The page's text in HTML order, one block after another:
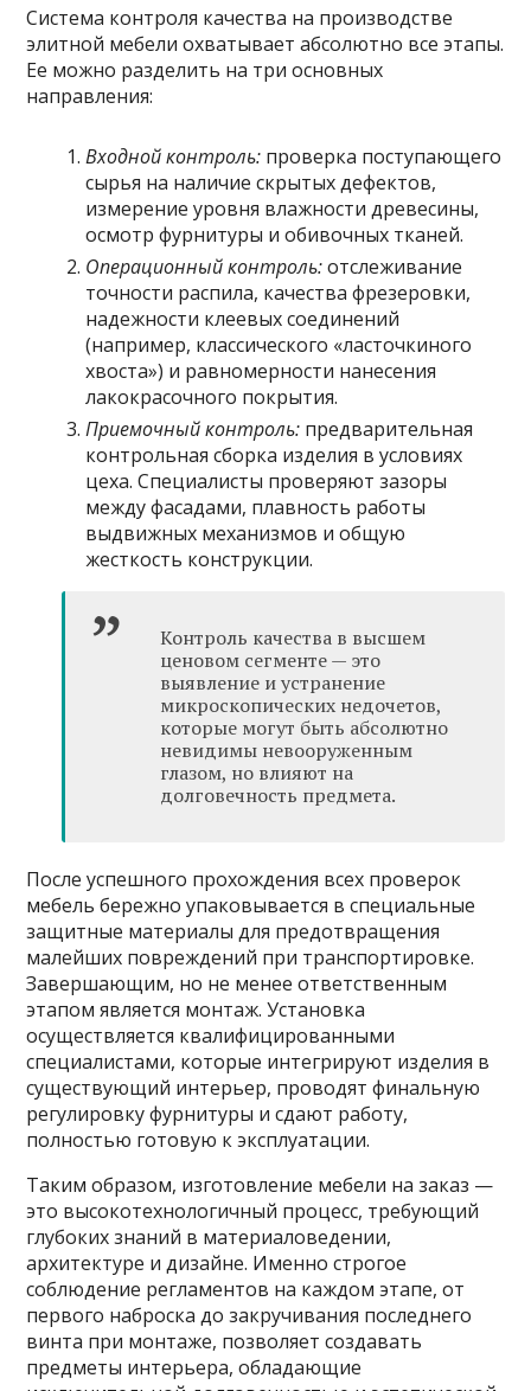
Система контроля качества на производстве
элитной мебели охватывает абсолютно все этапы.
Ее можно разделить на три основных
направления:
Входной контроль: проверка поступающего
сырья на наличие скрытых дефектов,
измерение уровня влажности древесины,
осмотр фурнитуры и обивочных тканей.
Операционный контроль:отслеживание
точности распила, качества фрезеровки,
надежности клеевых соединений
(например, классического «ласточкиного
хвоста») и равномерности нанесения
лакокрасочного покрытия.
Приемочный контроль: предварительная
контрольная сборка изделия в условиях
цеха. Специалисты проверяют зазоры
между фасадами, плавность работы
выдвижных механизмов и общую
жесткость конструкции.
Контроль качества в высшем
ценовом сегменте — это
выявление и устранение
микроскопических недочетов,
которые могут быть абсолютно
невидимы невооруженным
глазом, но влияют на
долговечность предмета.
После успешного прохождения всех проверок
мебель бережно упаковывается в специальные
защитные материалы для предотвращения
малейших повреждений при транспортировке.
Завершающим, но не менее ответственным
этапом является монтаж. Установка
осуществляется квалифицированными
специалистами, которые интегрируют изделия в
существующий интерьер, проводят финальную
регулировку фурнитуры и сдают работу,
полностью готовую к эксплуатации.
Таким образом, изготовление мебели на заказ —
это высокотехнологичный процесс, требующий
глубоких знаний в материаловедении,
архитектуре и дизайне. Именно строгое
соблюдение регламентов на каждом этапе, от
первого наброска до закручивания последнего
винта при монтаже, позволяет создавать
предметы интерьера, обладающие